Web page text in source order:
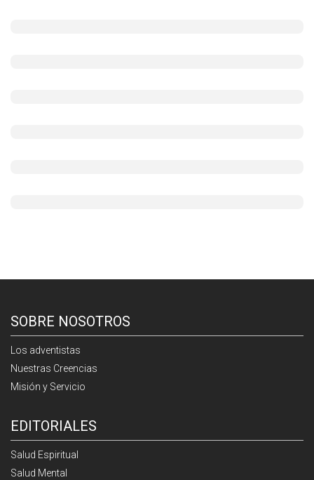
SOBRE NOSOTROS
Los adventistas
Nuestras Creencias
Misión y Servicio
EDITORIALES
Salud Espiritual
Salud Mental